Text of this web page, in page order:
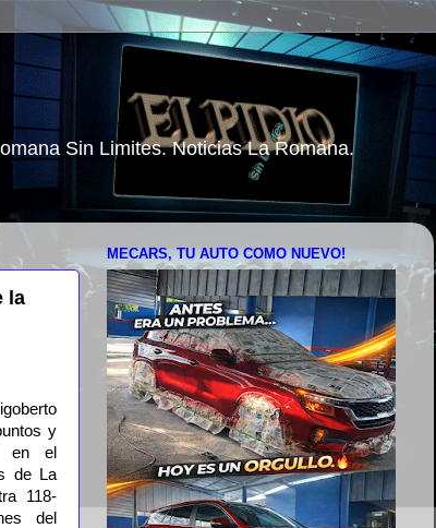
Sin Limites. Noticias La Romana.
la
y
en el
de La
118-
del
MECARS, TU AUTO COMO NUEVO!